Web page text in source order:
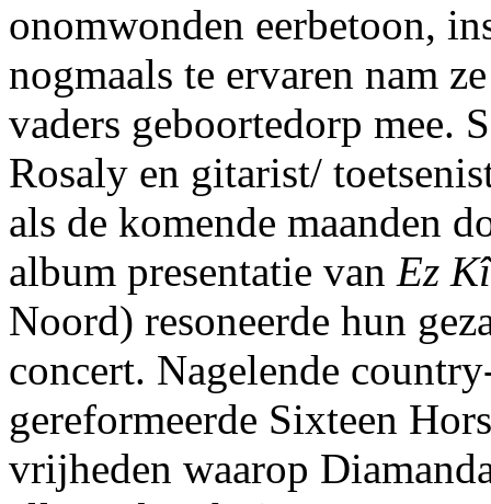
onomwonden eerbetoon,
nogmaals te ervaren nam
vaders geboortedorp mee.
Rosaly en gitarist/
als de komende maanden
album presentatie van Ez
Noord) resoneerde hun
concert. Nagelende
gereformeerde Sixteen
vrijheden waarop